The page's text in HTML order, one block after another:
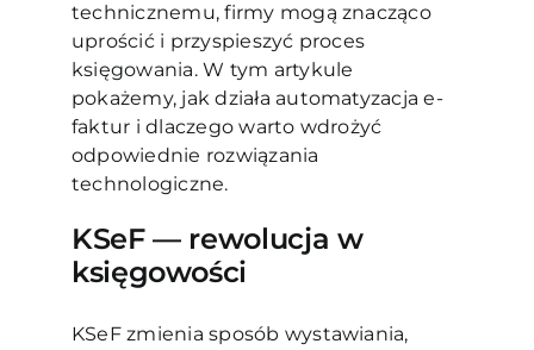
technicznemu, firmy mogą znacząco
uprościć i przyspieszyć proces
księgowania. W tym artykule
pokażemy, jak działa automatyzacja e-
faktur i dlaczego warto wdrożyć
odpowiednie rozwiązania
technologiczne.
KSeF — rewolucja w
księgowości
KSeF zmienia sposób wystawiania,